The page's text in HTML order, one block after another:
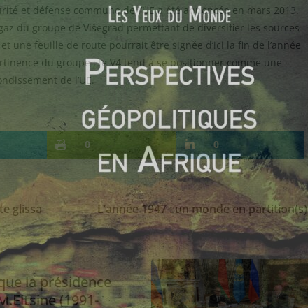
et défense commune de l’UE a été annoncée en mars 2013.
du groupe de Višegrad permettant de diversifier les sources
une feuille de route pourrait être signée d’ici la fin de l’année
du groupe : le V4 tend à se positionner comme une
de l’UE.
0 0
glissa
L’année 1947 : un monde en partition(s)
la présidence
(1991-